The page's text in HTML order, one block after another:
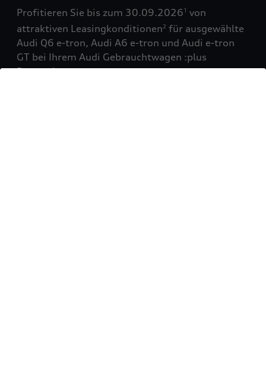
Profitieren Sie bis zum 30.09.20261 von
attraktiven Leasingkonditionen2 für ausgewählte
Audi Q6 e-tron, Audi A6 e-tron und Audi e-tron
GT bei Ihrem Audi Gebrauchtwagen :plus
Partner!